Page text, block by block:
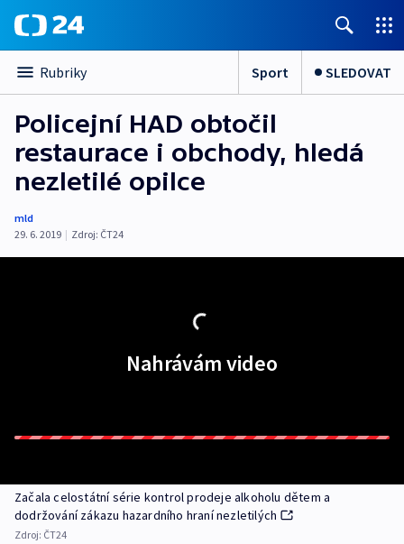
Rubriky Sport SLEDOVAT
Policejní HAD obtočil
restaurace i obchody, hledá
nezletilé opilce
mld
29. 6. 2019 | Zdroj: ČT24
Nahrávám video
Začala celostátní série kontrol prodeje alkoholu dětem a
dodržování zákazu hazardního hraní nezletilých
Zdroj: ČT24